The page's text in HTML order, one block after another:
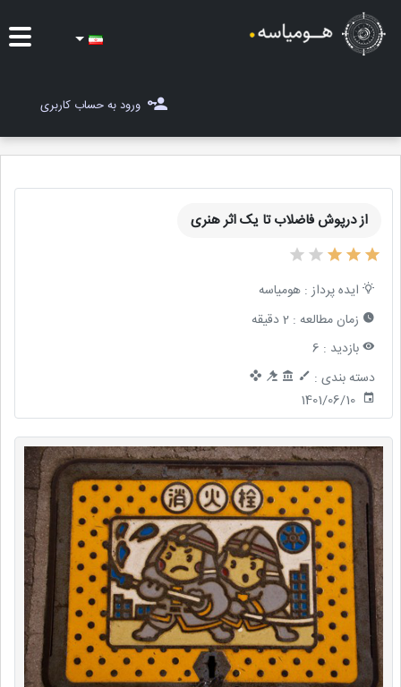
مجله هومیاسه
ورود به حساب کاربری
از درپوش فاضلاب تا یک اثر هنری
ایده پرداز :هومیاسه
زمان مطالعه :2 دقیقه
بازدید : 6
دسته بندی :
1401/06/10